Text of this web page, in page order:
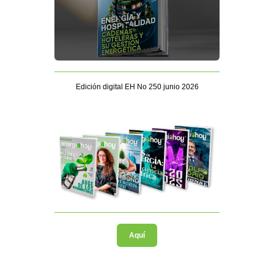
Edición digital EH No 250 junio 2026
Aquí